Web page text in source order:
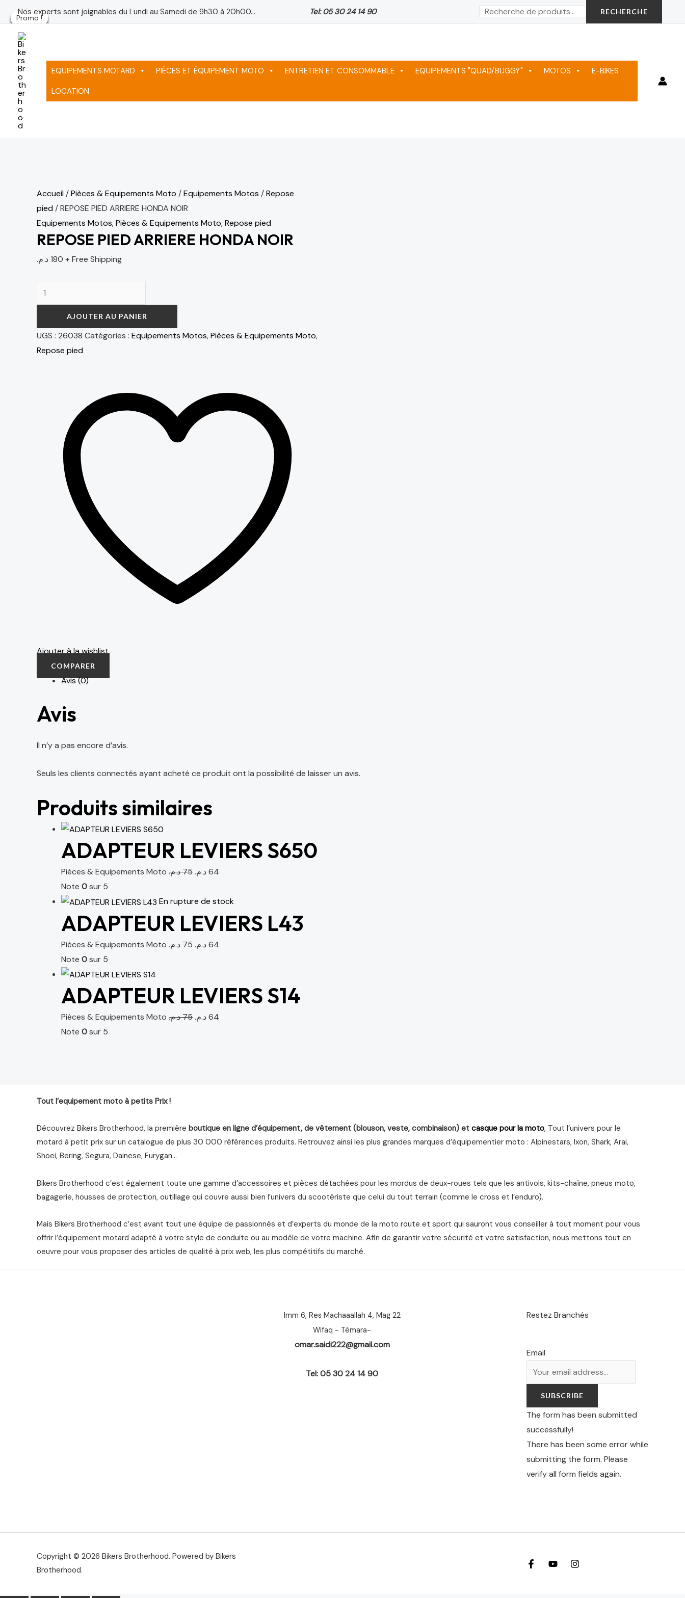
contenu
Nos experts sont joignables du Lundi au Samedi de 9h30 à 20h00... Tel: 05 30 24 14 90 Rechercher RECHERCHE
EQUIPEMENTS MOTARD PIÈCES ET ÉQUIPEMENT MOTO ENTRETIEN ET CONSOMMABLE EQUIPEMENTS "QUAD/BUGGY" MOTOS
E-BIKES
LOCATION
Accueil/Pièces & Equipements Moto /Equipements Motos /Repose
pied/ REPOSE PIED ARRIERE HONDA NOIR
Equipements Motos,Pièces & Equipements Moto,Repose pied
REPOSE PIED ARRIERE HONDA NOIR
180د.م. + Free Shipping
quantité
de
ARRIERE
NOIR
AJOUTER AU PANIER
UGS : 26038 Catégories : Equipements Motos,Pièces & Equipements Moto,
Repose pied
Ajouter à la wishlist
COMPARER
Avis (0)
Avis
Il n’y a pas encore d’avis.
Seuls les clients connectés ayant acheté ce produit ont la possibilité de laisser un avis.
Produits similaires
Promo !
Promo !
ADAPTEUR LEVIERS S650
Pièces & Equipements Moto 75د.م.
Le
75 د.م..
64د.م.
Le
64 د.م..
Note 0sur 5
Promo !
En rupture de stock
Promo !
ADAPTEUR LEVIERS L43
Pièces & Equipements Moto 75د.م.
Le
75 د.م..
64د.م.
Le
64 د.م..
Note 0sur 5
Promo !
Promo !
ADAPTEUR LEVIERS S14
Pièces & Equipements Moto 75د.م.
Le
75 د.م..
64د.م.
Le
64 د.م..
Note 0sur 5
Tout l’equipement moto à petits Prix !
Découvrez Bikers Brotherhood, la première boutique en ligne d’équipement, de vêtement (blouson, veste, combinaison) et casque pour la moto, Tout l’univers pour le
motard à petit prix sur un catalogue de plus 30 000 références produits. Retrouvez ainsi les plus grandes marques d’équipementier moto : Alpinestars, Ixon, Shark, Arai,
Shoei, Bering, Segura, Dainese, Furygan…
Bikers Brotherhood c’est également toute une gamme d’accessoires et pièces détachées pour les mordus de deux-roues tels que les antivols, kits-chaîne, pneus moto,
bagagerie, housses de protection, outillage qui couvre aussi bien l’univers du scootériste que celui du tout terrain (comme le cross et l’enduro).
Mais Bikers Brotherhood c’est avant tout une équipe de passionnés et d’experts du monde de la moto route et sport qui sauront vous conseiller à tout moment pour vous
offrir l’équipement motard adapté à votre style de conduite ou au modèle de votre machine. Afin de garantir votre sécurité et votre satisfaction, nous mettons tout en
oeuvre pour vous proposer des articles de qualité à prix web, les plus compétitifs du marché.
Imm 6, Res Machaaallah 4, Mag 22
Wifaq - Témara-
omar.saidi222@gmail.com
Tel: 05 30 24 14 90
Restez Branchés
Email
SUBSCRIBE
The form has been submitted
successfully!
There has been some error while
submitting the form. Please
verify all form fields again.
Copyright © 2026 Bikers Brotherhood. Powered by Bikers
Brotherhood.